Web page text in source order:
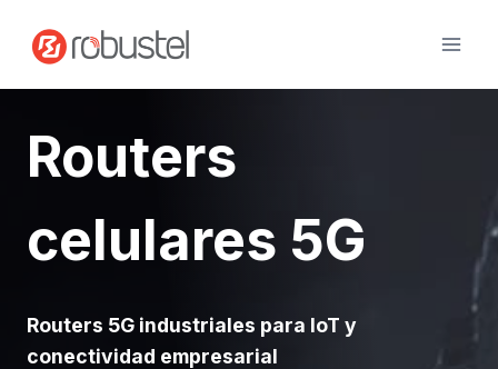
contenido
Routers
celulares 5G
Routers 5G industriales para IoT y
conectividad empresarial